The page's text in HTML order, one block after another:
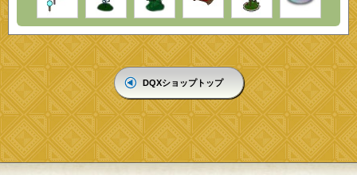
DQXショップトップ